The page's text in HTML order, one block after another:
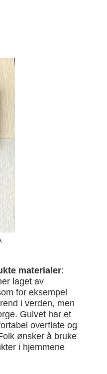
materialer:
laget av
for eksempel
i verden, men
Gulvet har et
overflate og
ønsker å bruke
i hjemmene